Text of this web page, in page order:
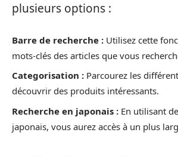
plusieurs options :
Barre de recherche : Utilisez cette
mots-clés des articles que vous
Categorisation : Parcourez les
découvrir des produits intéressants.
Recherche en japonais : En utilisant
japonais, vous aurez accès à un plus